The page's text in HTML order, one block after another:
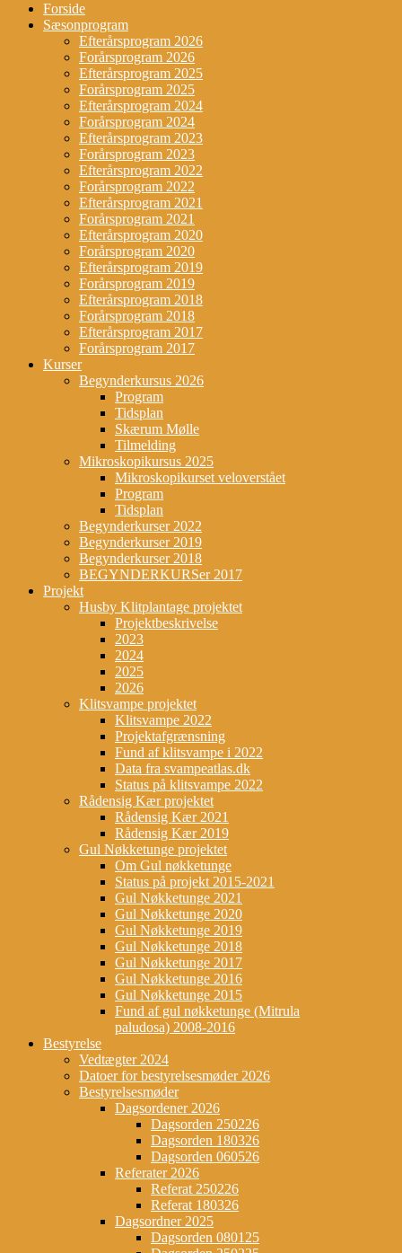
Forside
Sæsonprogram
Efterårsprogram 2026
Forårsprogram 2026
Efterårsprogram 2025
Forårsprogram 2025
Efterårsprogram 2024
Forårsprogram 2024
Efterårsprogram 2023
Forårsprogram 2023
Efterårsprogram 2022
Forårsprogram 2022
Efterårsprogram 2021
Forårsprogram 2021
Efterårsprogram 2020
Forårsprogram 2020
Efterårsprogram 2019
Forårsprogram 2019
Efterårsprogram 2018
Forårsprogram 2018
Efterårsprogram 2017
Forårsprogram 2017
Kurser
Begynderkursus 2026
Program
Tidsplan
Skærum Mølle
Tilmelding
Mikroskopikursus 2025
Mikroskopikurset veloverstået
Program
Tidsplan
Begynderkurser 2022
Begynderkurser 2019
Begynderkurser 2018
BEGYNDERKURSer 2017
Projekt
Husby Klitplantage projektet
Projektbeskrivelse
2023
2024
2025
2026
Klitsvampe projektet
Klitsvampe 2022
Projektafgrænsning
Fund af klitsvampe i 2022
Data fra svampeatlas.dk
Status på klitsvampe 2022
Rådensig Kær projektet
Rådensig Kær 2021
Rådensig Kær 2019
Gul Nøkketunge projektet
Om Gul nøkketunge
Status på projekt 2015-2021
Gul Nøkketunge 2021
Gul Nøkketunge 2020
Gul Nøkketunge 2019
Gul Nøkketunge 2018
Gul Nøkketunge 2017
Gul Nøkketunge 2016
Gul Nøkketunge 2015
Fund af gul nøkketunge (Mitrula
paludosa) 2008-2016
Bestyrelse
Vedtægter 2024
Datoer for bestyrelsesmøder 2026
Bestyrelsesmøder
Dagsordener 2026
Dagsorden 250226
Dagsorden 180326
Dagsorden 060526
Referater 2026
Referat 250226
Referat 180326
Dagsordner 2025
Dagsorden 080125